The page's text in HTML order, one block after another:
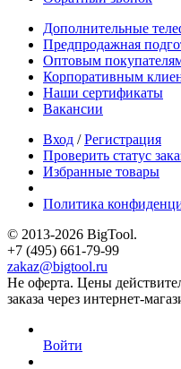
Дополнительные
Предпродажная
Оптовым
Корпоративным
Наши сертификаты
Вакансии
Вход /Регистрация
Проверить статус
Избранные товары
Политика
© 2013-2026 BigTool.
+7 (495) 661-79-99
zakaz@bigtool.ru
Не оферта. Цены
заказа через интернет-
Войти